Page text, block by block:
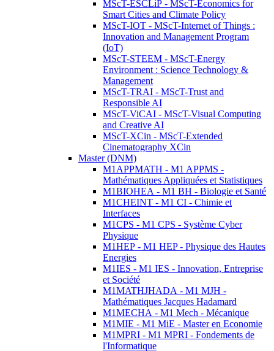
MScT-ESCLiP - MScT-Economics for
Smart Cities and Climate Policy
MScT-IOT - MScT-Internet of Things :
Innovation and Management Program
(IoT)
MScT-STEEM - MScT-Energy
Environment : Science Technology &
Management
MScT-TRAI - MScT-Trust and
Responsible AI
MScT-ViCAI - MScT-Visual Computing
and Creative AI
MScT-XCin - MScT-Extended
Cinematography XCin
Master (DNM)
M1APPMATH - M1 APPMS -
Mathématiques Appliquées et Statistiques
M1BIOHEA - M1 BH - Biologie et Santé
M1CHEINT - M1 CI - Chimie et
Interfaces
M1CPS - M1 CPS - Système Cyber
Physique
M1HEP - M1 HEP - Physique des Hautes
Energies
M1IES - M1 IES - Innovation, Entreprise
et Société
M1MATHJHADA - M1 MJH -
Mathématiques Jacques Hadamard
M1MECHA - M1 Mech - Mécanique
M1MIE - M1 MiE - Master en Economie
M1MPRI - M1 MPRI - Fondements de
l'Informatique